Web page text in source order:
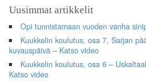
Uusimmat artikkelit
Opi tunnistamaan vuoden vanha
Kuukkelin koulutus, osa 7, Sarjan
kuvauspäivä – Katso video
Kuukkelin koulutus, osa 6 –
Katso video